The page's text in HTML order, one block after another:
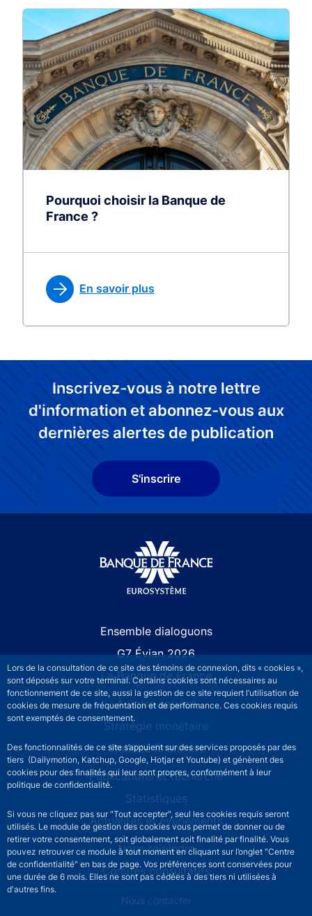
Lors de la consultation de ce site des témoins de connexion, dits « cookies »,
sont déposés sur votre terminal. Certains cookies sont nécessaires au
fonctionnement de ce site, aussi la gestion de ce site requiert l’utilisation de
cookies de mesure de fréquentation et de performance. Ces cookies requis
sont exemptés de consentement.
Des fonctionnalités de ce site s’appuient sur des services proposés par des
tiers (Dailymotion, Katchup, Google, Hotjar et Youtube) et génèrent des
cookies pour des finalités qui leur sont propres, conformément à leur
politique de confidentialité.
Si vous ne cliquez pas sur "Tout accepter", seul les cookies requis seront
utilisés. Le module de gestion des cookies vous permet de donner ou de
retirer votre consentement, soit globalement soit finalité par finalité. Vous
pouvez retrouver ce module à tout moment en cliquant sur l’onglet "Centre
de confidentialité" en bas de page. Vos préférences sont conservées pour
une durée de 6 mois. Elles ne sont pas cédées à des tiers ni utilisées à
d'autres fins.
Pourquoi choisir la Banque de
France ?
En savoir plus
Inscrivez-vous à notre lettre
d'information et abonnez-vous aux
dernières alertes de publication
S'inscrire
Ensemble dialoguons
G7 Évian 2026
La Banque de France
À votre service
Stratégie monétaire
Stabilité financière
Publications et recherche
Statistiques
Actualités et événements
Nous rejoindre
Comités consultatifs
Footer secondary menuNous contacter